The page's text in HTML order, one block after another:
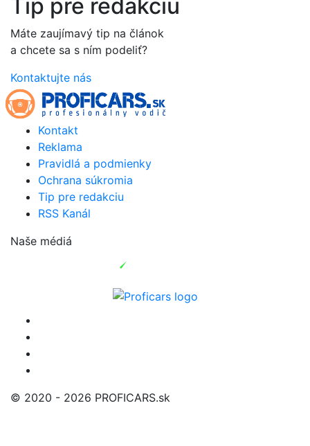
Tip pre redakciu
Máte zaujímavý tip na článok
a chcete sa s ním podeliť?
Kontaktujte nás
Kontakt
Reklama
Pravidlá a podmienky
Ochrana súkromia
Tip pre redakciu
RSS Kanál
Naše médiá
© 2020 - 2026 PROFICARS.sk